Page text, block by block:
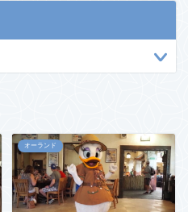
オーランド